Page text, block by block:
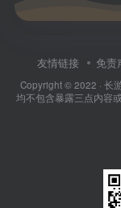
友情链接 免责
Copyright © 2022 · 长
均不包含暴露三点内容